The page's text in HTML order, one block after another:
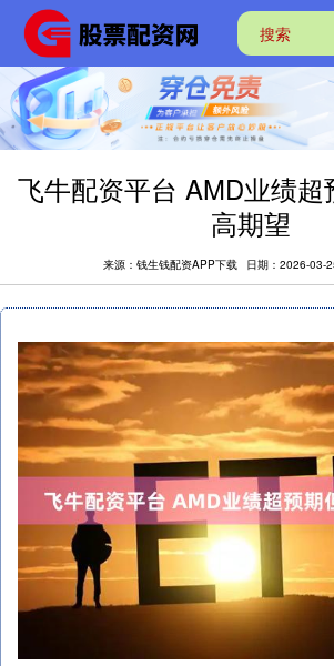
飞牛配资平台 AMD业绩超
高期望
来源：钱生钱配资APP下载 日期：2026-03-